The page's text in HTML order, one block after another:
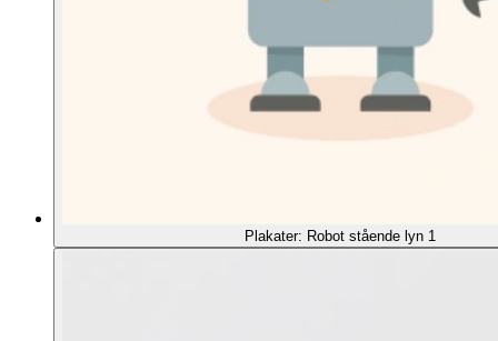
Plakater: Robot stående lyn 1